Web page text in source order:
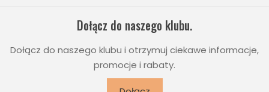
Dołącz do naszego klubu.
Dołącz do naszego klubu i otrzymuj ciekawe informacje,
promocje i rabaty.